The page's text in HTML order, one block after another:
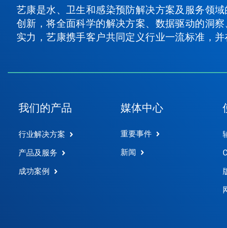
艺康是水、卫生和感染预防解决方案及服务领
创新，将全面科学的解决方案、数据驱动的洞
实力，艺康携手客户共同定义行业一流标准，
我们的产品
行业解决方案
产品及服务
成功案例
媒体中心
重要事件
新闻